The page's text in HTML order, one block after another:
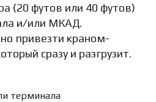
(20 футов или 40 футов)
и/или МКАД.
привезти краном-
сразу и разгрузит.
терминала